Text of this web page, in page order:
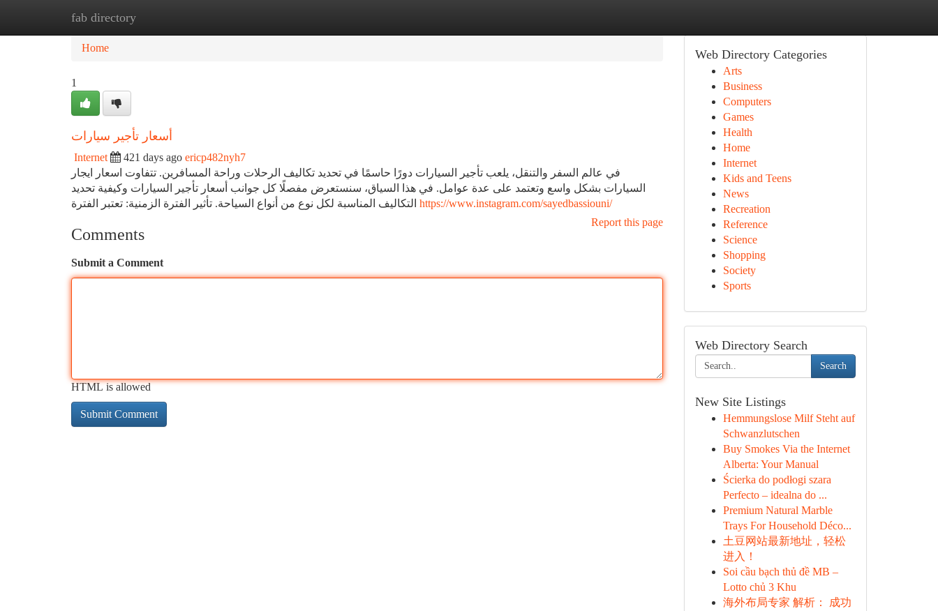
fab directory
Home
Home
1
أسعار تأجير سيارات
Internet 421 days ago ericp482nyh7
في عالم السفر والتنقل، يلعب تأجير السيارات دورًا حاسمًا في تحديد تكاليف الرحلات وراحة المسافرين. تتفاوت اسعار ايجار
السيارات بشكل واسع وتعتمد على عدة عوامل. في هذا السياق، سنستعرض مفصلًا كل جوانب أسعار تأجير السيارات وكيفية تحديد
https://www.instagram.com/sayedbassiouni/
Report this page
Comments
Submit a Comment
HTML is allowed
Web Directory Categories
Arts
Business
Computers
Games
Health
Home
Internet
Kids and Teens
News
Recreation
Reference
Science
Shopping
Society
Sports
Web Directory Search
Search
New Site Listings
Hemmungslose Milf Steht auf
Schwanzlutschen
Buy Smokes Via the Internet
Alberta: Your Manual
Ścierka do podłogi szara
Perfecto – idealna do ...
Premium Natural Marble
Trays For Household Déco...
土豆网站最新地址，轻松
进入！
Soi cầu bạch thủ đề MB –
Lotto chủ 3 Khu
海外布局专家 解析： 成功